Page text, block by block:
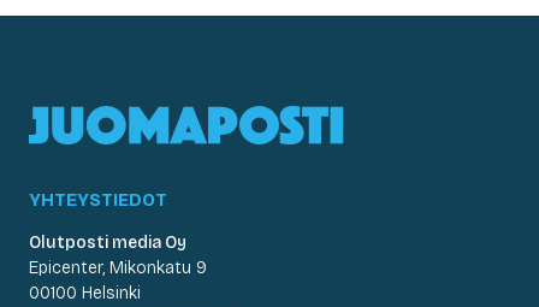
YHTEYSTIEDOT
Olutposti media Oy
Epicenter, Mikonkatu 9
00100 Helsinki